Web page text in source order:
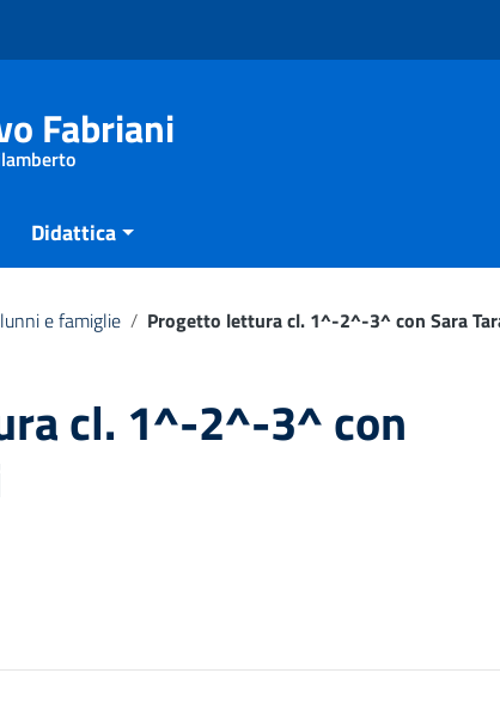
Fabriani
Didattica
e famiglie / Progetto lettura cl. 1^-2^-3^ con Sara
cl. 1^-2^-3^ con